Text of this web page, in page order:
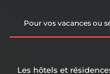
Pour vos vacances ou
Les hôtels et